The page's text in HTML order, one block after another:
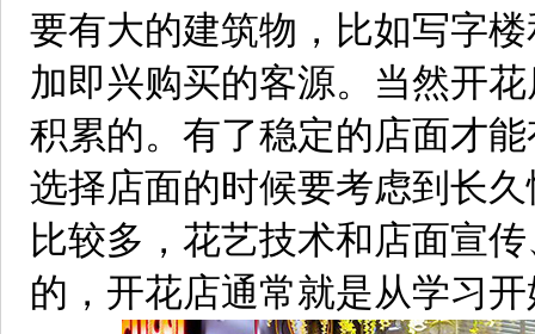
要有大的建筑物，比如写字
加即兴购买的客源。当然开
积累的。有了稳定的店面才
选择店面的时候要考虑到长
比较多，花艺技术和店面宣
的，开花店通常就是从学习